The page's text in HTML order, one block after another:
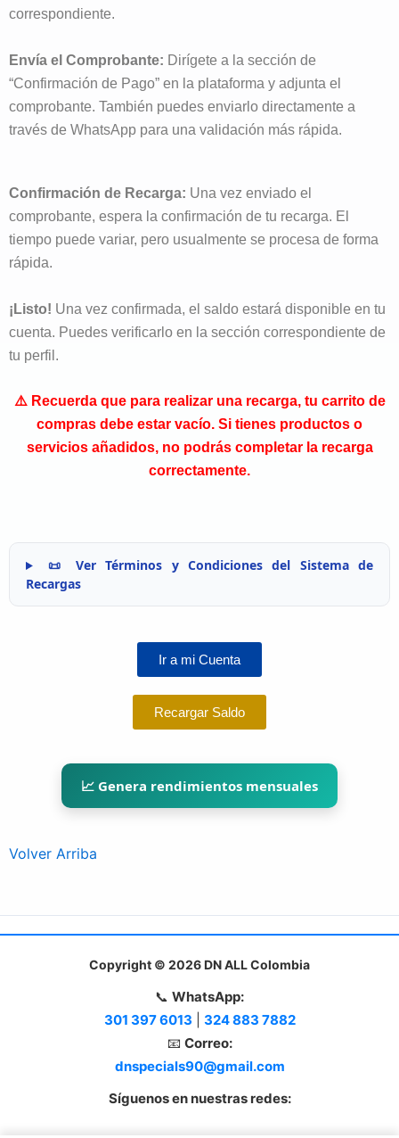
correspondiente.
Envía el Comprobante: Dirígete a la sección de
“Confirmación de Pago” en la plataforma y adjunta el
comprobante. También puedes enviarlo directamente a
través de WhatsApp para una validación más rápida.
Confirmación de Recarga: Una vez enviado el
comprobante, espera la confirmación de tu recarga. El
tiempo puede variar, pero usualmente se procesa de forma
rápida.
¡Listo! Una vez confirmada, el saldo estará disponible en tu
cuenta. Puedes verificarlo en la sección correspondiente de
tu perfil.
⚠️ Recuerda que para realizar una recarga, tu carrito de
compras debe estar vacío. Si tienes productos o
servicios añadidos, no podrás completar la recarga
correctamente.
📜 Ver Términos y Condiciones del Sistema de
Recargas
Ir a mi Cuenta
Recargar Saldo
📈 Genera rendimientos mensuales
Volver Arriba
Copyright © 2026 DN ALL Colombia
📞 WhatsApp:
301 397 6013
324 883 7882
📧 Correo:
dnspecials90@gmail.com
Síguenos en nuestras redes: